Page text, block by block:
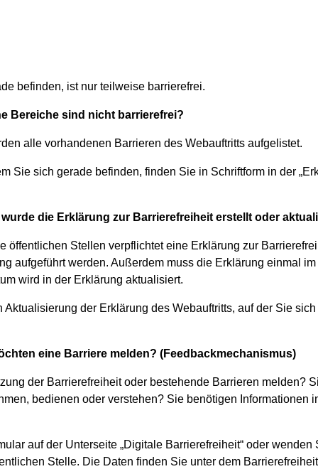
befinden, ist nur teilweise barrierefrei.
Bereiche sind nicht barrierefrei?
alle vorhandenen Barrieren des Webauftritts aufgelistet.
Sie sich gerade befinden, finden Sie in Schriftform in der
die Erklärung zur Barrierefreiheit erstellt oder
öffentlichen Stellen verpflichtet eine Erklärung zur
aufgeführt werden. Außerdem muss die Erklärung einmal
wird in der Erklärung aktualisiert.
der Erklärung des Webauftritts, auf der Sie
eine Barriere melden? (Feedbackmechanismus)
der Barrierefreiheit oder bestehende Barrieren melden?
bedienen oder verstehen? Sie benötigen Informationen
auf der Unterseite „Digitale Barrierefreiheit“ oder
Stelle. Die Daten finden Sie unter dem